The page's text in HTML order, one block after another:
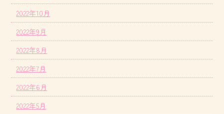
2022年10月
2022年9月
2022年8月
2022年7月
2022年6月
2022年5月